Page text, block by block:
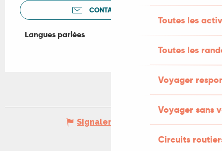
Toutes les
Toutes les
Voyager
Voyager sans
Circuits
CONTACTEZ-NOUS
Langues parlées
Langues parlées
Signaler une erreur